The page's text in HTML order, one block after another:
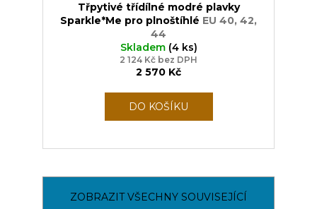
Třpytivé třídílné modré plavky
Sparkle*Me pro plnoštíhlé EU 40, 42,
44
Skladem (4 ks)
2 124 Kč bez DPH
2 570 Kč
DO KOŠÍKU
ZOBRAZIT VŠECHNY SOUVISEJÍCÍ